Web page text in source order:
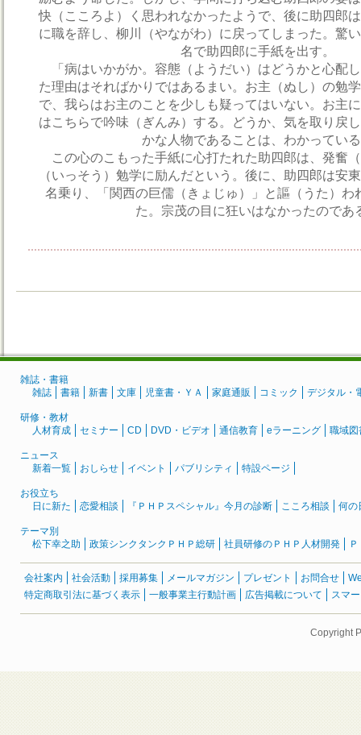
快（こころよ）く思われなかったようで、後に助四郎
に職を辞し、柳川（やながわ）に戻ってしまった。驚
名で助四郎に手紙を出す。
「病はいかがか。容態（ようだい）はどうかと心配
た理由はそればかりではあるまい。お主（ぬし）の勉
で、我らはお主のことを少しも疑ってはいない。お主
はこちらで吟味（ぎんみ）する。どうか、気を取り戻
かな人物であることは、わかってい
この心のこもった手紙に心打たれた助四郎は、発奮
（いっそう）勉学に励んだという。後に、助四郎は安
名乗り、「関西の巨儒（きょじゅ）」と謳（うた）わ
た。宗茂の目に狂いはなかったのであ
雑誌・書籍
雑誌
書籍 新書 文庫 児童書・ＹＡ 家庭通販 コミック デジタル・
研修・教材
人材育成
セミナー CD DVD・ビデオ 通信教育 eラーニング 職域図
ニュース
新着一覧
おしらせ イベント パブリシティ 特設ページ
お役立ち
日に新た
恋愛相談 『ＰＨＰスペシャル』今月の診断 こころ相談 何の
テーマ別
松下幸之助
政策シンクタンクＰＨＰ総研 社員研修のＰＨＰ人材開発
会社案内 社会活動 採用募集 メールマガジン プレゼント お問合せ
特定商取引法に基づく表示
一般事業主行動計画 広告掲載について スマ
Copyright